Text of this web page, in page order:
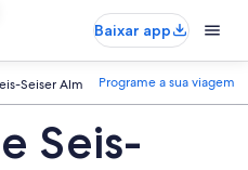
Baixar app
Seiser Alm Programe a sua viagem
Seis-